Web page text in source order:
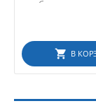
для
В